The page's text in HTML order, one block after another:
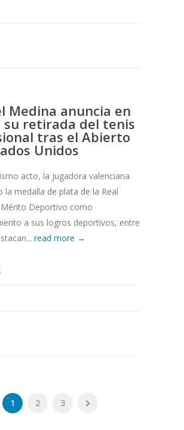
Medina anuncia en
su retirada del tenis
tras el Abierto
Unidos
acto, la jugadora valenciana
la medalla de plata de la Real
Deportivo como
a sus logros deportivos, entre
read more →
1 2 3